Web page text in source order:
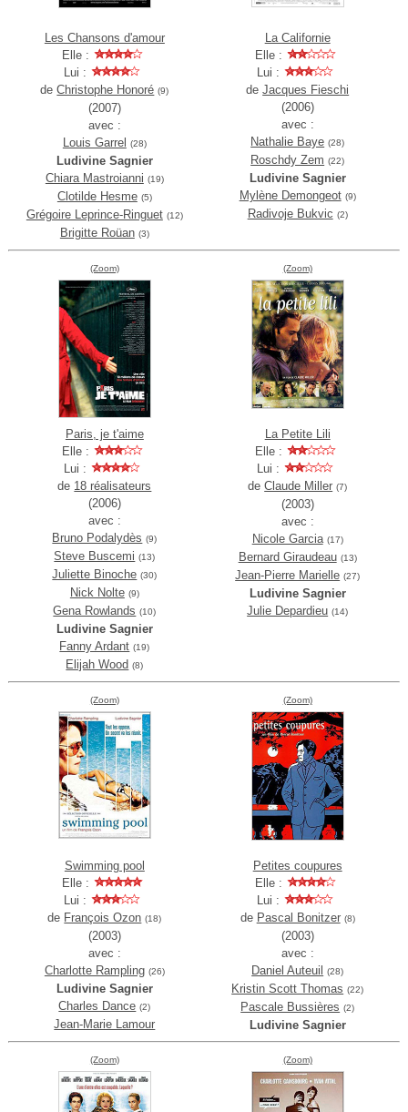
Les Chansons d'amour
Elle :
Lui :
deChristophe Honoré (9)
(2007)
avec :
Louis Garrel
(28)
Ludivine Sagnier
Chiara Mastroianni (19)
Clotilde Hesme (5)
Grégoire Leprince-Ringuet (12)
Brigitte Roüan (3)
La Californie
Elle :
Lui :
deJacques Fieschi
(2006)
avec :
Nathalie Baye (28)
Roschdy Zem (22)
Ludivine Sagnier
Mylène Demongeot (9)
Radivoje Bukvic (2)
(Zoom)
Paris, je t'aime
Elle :
Lui :
de 18 réalisateurs
(2006)
avec :
Bruno Podalydès (9)
Steve Buscemi (13)
Juliette Binoche (30)
Nick Nolte (9)
Gena Rowlands (10)
Ludivine Sagnier
Fanny Ardant (19)
Elijah Wood (8)
(Zoom)
La Petite Lili
Elle :
Lui :
deClaude Miller (7)
(2003)
avec :
Nicole Garcia (17)
Bernard Giraudeau (13)
Jean-Pierre Marielle (27)
Ludivine Sagnier
Julie Depardieu (14)
(Zoom)
Swimming pool
Elle :
Lui :
de François Ozon (18)
(2003)
avec :
Charlotte Rampling (26)
Ludivine Sagnier
Charles Dance (2)
Jean-Marie Lamour
(Zoom)
Petites coupures
Elle :
Lui :
de Pascal Bonitzer (8)
(2003)
avec :
Daniel Auteuil
(28)
Kristin Scott Thomas (22)
Pascale Bussières (2)
Ludivine Sagnier
(Zoom) (Zoom)